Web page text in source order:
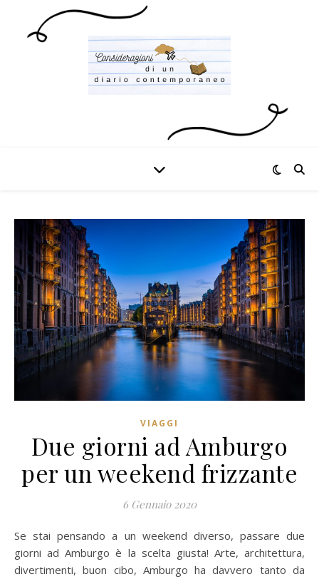
VIAGGI
Due giorni ad Amburgo
per un weekend frizzante
6 Gennaio 2020
Se stai pensando a un weekend diverso, passare due
giorni ad Amburgo è la scelta giusta! Arte, architettura,
divertimenti, buon cibo, Amburgo ha davvero tanto da